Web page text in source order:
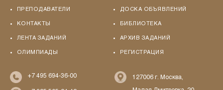
ПРЕПОДАВАТЕЛИ
КОНТАКТЫ
ЛЕНТА ЗАДАНИЙ
ОЛИМПИАДЫ
ДОСКА ОБЪЯВЛЕНИЙ
БИБЛИОТЕКА
АРХИВ ЗАДАНИЙ
РЕГИСТРАЦИЯ
+7 495 694-36-00 127006 г. Москва,